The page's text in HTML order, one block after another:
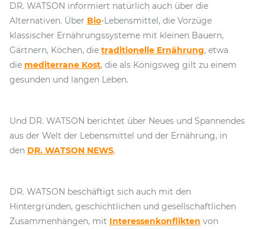
DR. WATSON informiert natürlich auch über die
Alternativen. Über Bio-Lebensmittel, die Vorzüge
klassischer Ernährungssysteme mit kleinen Bauern,
Gärtnern, Köchen, die traditionelle Ernährung, etwa
die mediterrane Kost, die als Königsweg gilt zu einem
gesunden und langen Leben.
Und DR. WATSON berichtet über Neues und Spannendes
aus der Welt der Lebensmittel und der Ernährung, in
den DR. WATSON NEWS.
DR. WATSON beschäftigt sich auch mit den
Hintergründen, geschichtlichen und gesellschaftlichen
Zusammenhängen, mit Interessenkonflikten von